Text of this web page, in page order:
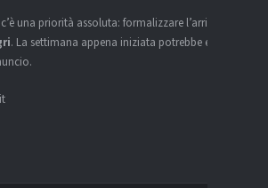
una priorità assoluta: formalizzare l’arrivo di
. La settimana appena iniziata potrebbe essere